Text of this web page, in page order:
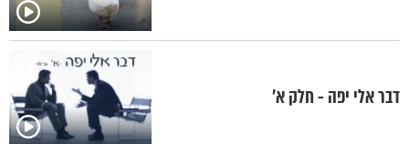
דבר אלי יפה - חלק א’